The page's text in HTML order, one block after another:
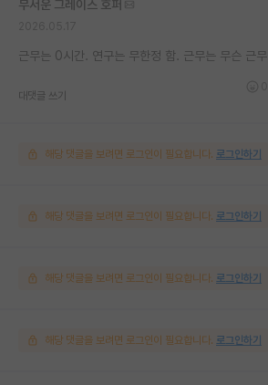
무서운 그레이스 호퍼
근무는 0시간. 연구는 무한정 함. 근무는 무슨 근무
대댓글 쓰기
해당 댓글을 보려면 로그인이 필요합니다. 로그인하기
해당 댓글을 보려면 로그인이 필요합니다. 로그인하기
해당 댓글을 보려면 로그인이 필요합니다. 로그인하기
해당 댓글을 보려면 로그인이 필요합니다. 로그인하기